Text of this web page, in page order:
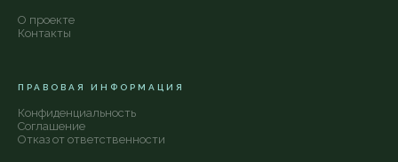
О проекте
Контакты
ПРАВОВАЯ ИНФОРМАЦИЯ
Конфиденциальность
Соглашение
Отказ от ответственности